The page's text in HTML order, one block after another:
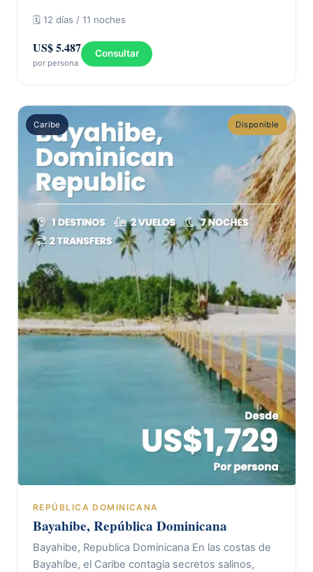
🗓 12 días / 11 noches
US$ 5.487
por persona
Consultar
Caribe Disponible
REPÚBLICA DOMINICANA
Bayahibe, República Dominicana
Bayahibe, Republica Dominicana En las costas de
Bayahíbe, el Caribe contagia secretos salinos,